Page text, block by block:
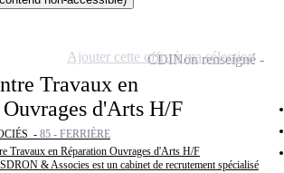
Travaux en
d'Arts H/F
- 85 - FERRIÈRE
Travaux en Réparation Ouvrages d'Arts H/F
& Associes est un cabinet de recrutement spécialisé
CDINon renseigné
Ajouter cette offre à ma sélection